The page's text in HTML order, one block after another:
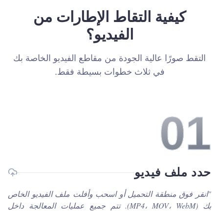
كيفية التقاط الإطارات من
الفيديو؟
التقط صورًا عالية الجودة من مقاطع الفيديو الخاصة بك
في ثلاث خطوات بسيطة فقط.
01
حدد ملف فيديو
"انقر فوق منطقة التحميل أو اسحب وأفلت ملف الفيديو الخاص
بك (MP4، MOV، WebM). تتم جميع عمليات المعالجة داخل